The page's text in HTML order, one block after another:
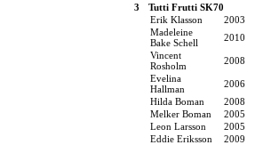
3
Tutti Frutti SK70
Erik Klasson
2003
Madeleine
Bake Schell
2010
Vincent
Rosholm
2008
Evelina
Hallman
2006
Hilda Boman
2008
Melker Boman
2005
Leon Larsson
2005
Eddie Eriksson
2009